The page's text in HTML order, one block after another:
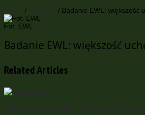
/ / Badanie EWL: większość
Fot. EWL
Badanie EWL: większość
Related Articles